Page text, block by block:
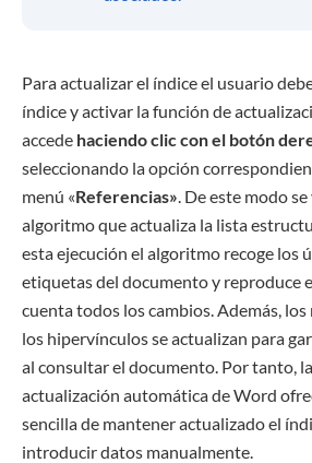
Para actualizar el índice el usuario
índice y activar la función de
accede haciendo clic con el botón
seleccionando la opción
menú «Referencias». De este modo
algoritmo que actualiza la lista
esta ejecución el algoritmo recoge los
etiquetas del documento y reproduce
cuenta todos los cambios. Además,
los hipervínculos se actualizan para
al consultar el documento. Por tanto,
actualización automática de Word
sencilla de mantener actualizado el
introducir datos manualmente.